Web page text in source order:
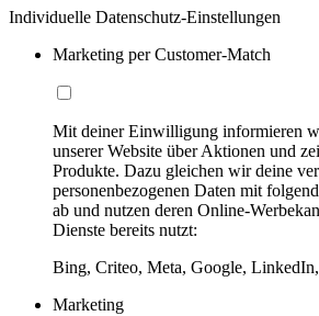
Individuelle Datenschutz-Einstellungen
Marketing per Customer-Match
Mit deiner Einwilligung informieren
unserer Website über Aktionen und
Produkte. Dazu gleichen wir deine
personenbezogenen Daten mit
ab und nutzen deren Online-
Dienste bereits nutzt:
Bing, Criteo, Meta, Google,
Marketing